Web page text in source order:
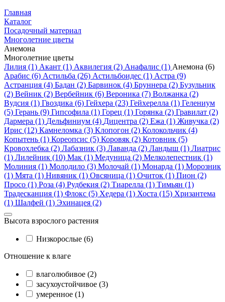
Главная
Каталог
Посадочный материал
Многолетние цветы
Анемона
Многолетние цветы
Лилия (1) Акант (1) Аквилегия (2) Анафалис (1) Анемона (6)
Арабис (6) Астильба (26) Астильбоидес (1) Астра (9)
Астранция (4) Бадан (2) Барвинок (4) Бруннера (2) Бузульник
(2) Вейник (2) Вербейник (6) Вероника (7) Волжанка (2)
Вудсия (1) Гвоздика (6) Гейхера (23) Гейхерелла (1) Гелениум
(5) Герань (9) Гипсофила (1) Горец (1) Горянка (2) Гравилат (2)
Дармера (1) Дельфиниум (4) Дицентра (2) Ежа (1) Живучка (2)
Ирис (12) Камнеломка (3) Клопогон (2) Колокольчик (4)
Копытень (1) Кореопсис (5) Коровяк (2) Котовник (5)
Кровохлебка (2) Лабазник (3) Лаванда (2) Ландыш (1) Лиатрис
(1) Лилейник (10) Мак (1) Медуница (2) Мелколепестник (1)
Молиния (1) Молодило (3) Молочай (1) Монарда (1) Морозник
(1) Мята (1) Нивяник (1) Овсяница (1) Очиток (1) Пион (2)
Просо (1) Роза (4) Рудбекия (2) Тиарелла (1) Тимьян (1)
Традесканция (1) Флокс (5) Хедера (1) Хоста (15) Хризантема
(1) Шалфей (1) Эхинацея (2)
Высота взрослого растения
Низкорослые (6)
Отношение к влаге
влаголюбивое (2)
засухоустойчивое (3)
умеренное (1)